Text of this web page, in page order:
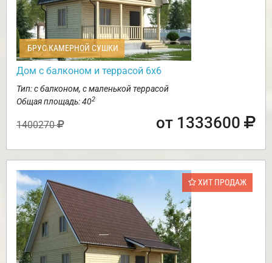
БРУС КАМЕРНОЙ СУШКИ
Дом с балконом и террасой 6х6
Тип: с балконом, с маленькой террасой
Общая площадь: 402
1400270 от 1333600
ХИТ ПРОДАЖ